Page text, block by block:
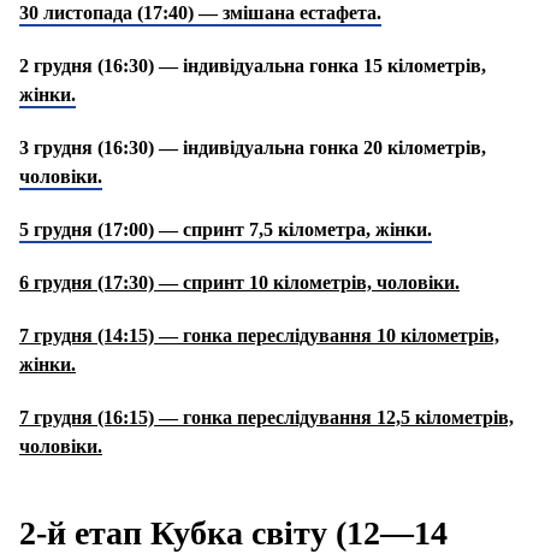
30 листопада (17:40) — змішана естафета.
2 грудня (16:30) — індивідуальна гонка 15 кілометрів,
жінки.
3 грудня (16:30) — індивідуальна гонка 20 кілометрів,
чоловіки.
5 грудня (17:00) — спринт 7,5 кілометра, жінки.
6 грудня (17:30) — спринт 10 кілометрів, чоловіки.
7 грудня (14:15) — гонка переслідування 10 кілометрів,
жінки.
7 грудня (16:15) — гонка переслідування 12,5 кілометрів,
чоловіки.
2-й етап Кубка світу (12—14